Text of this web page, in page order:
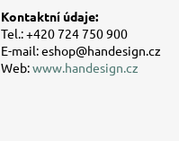
Kontaktní údaje:
Tel.: +420 724 750 900
E-mail: eshop@handesign.cz
Web:www.handesign.cz